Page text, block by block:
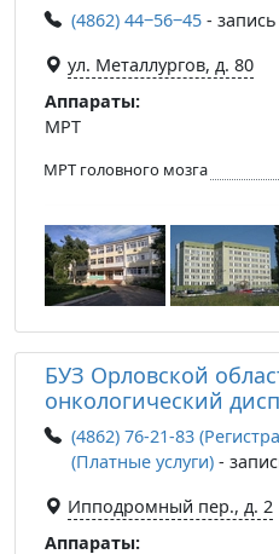
(4862) 44‒56‒45 -
ул. Металлургов, д. 80
Аппараты:
МРТ
МРТ головного мозга
БУЗ Орловской
онкологический
(4862) 76-21-83
(Платные услуги) -
Ипподромный пер., д. 2
Аппараты: